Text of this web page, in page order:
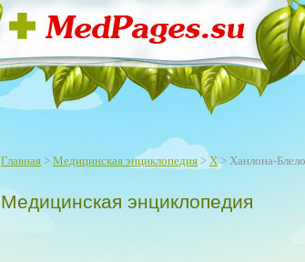
Главная > Медицинская энциклопедия > Х> Ханлона-
Медицинская энциклопедия